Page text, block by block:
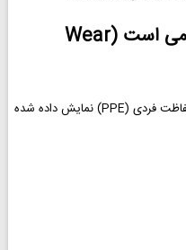
استفاده از تجهیزات ایمنی الزامی است (Wear
در این بخش، نمادهای استاندارد تجهیزات حفاظت فردی (PPE) نمایش داده شده